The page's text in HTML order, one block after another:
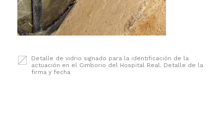
Detalle de vidrio signado para la identificación de la
actuación en el Cimborio del Hospital Real. Detalle de la
firma y fecha